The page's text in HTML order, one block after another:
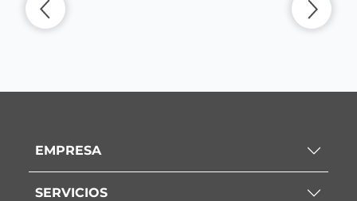
EMPRESA
SERVICIOS